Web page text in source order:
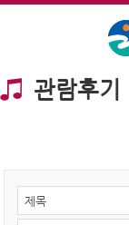
관람후기